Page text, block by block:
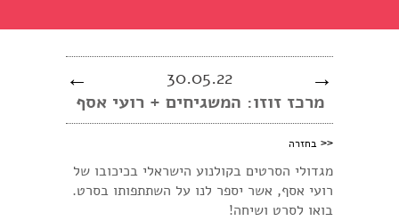
30.05.22
מרכז זוזו: המשגיחים + רועי אסף
← →
<< בחזרה
מגדולי הסרטים בקולנוע הישראלי בכיכובו של
רועי אסף, אשר יספר לנו על השתתפותו בסרט.
בואו לסרט ושיחה!